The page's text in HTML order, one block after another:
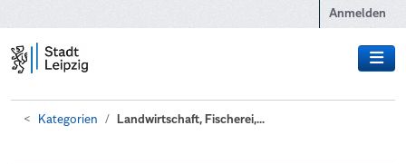
Anmelden
Kategorien Landwirtschaft, Fischerei,...